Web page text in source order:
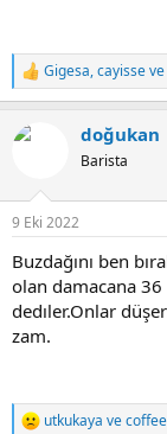
T
e
k
Gigesa,cayisseve
doğukan
Barista
9 Eki 2022
Buzdağını ben
olan damacana
dedıler.Onlar
zam.
T
utkukaya ve